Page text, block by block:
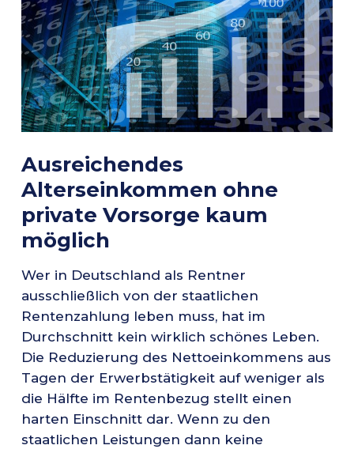
Ausreichendes
Alterseinkommen ohne
private Vorsorge kaum
möglich
Wer in Deutschland als Rentner
ausschließlich von der staatlichen
Rentenzahlung leben muss, hat im
Durchschnitt kein wirklich schönes Leben.
Die Reduzierung des Nettoeinkommens aus
Tagen der Erwerbstätigkeit auf weniger als
die Hälfte im Rentenbezug stellt einen
harten Einschnitt dar. Wenn zu den
staatlichen Leistungen dann keine